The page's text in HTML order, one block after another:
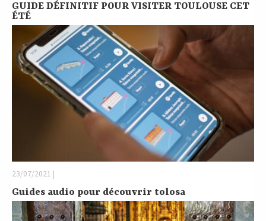
GUIDE DÉFINITIF POUR VISITER TOULOUSE CET
ÉTÉ
23/07/2021 |
Guides audio pour découvrir tolosa